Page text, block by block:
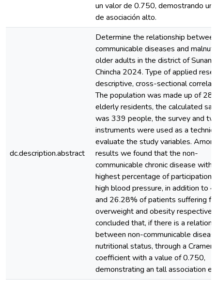
un valor de 0.750, demostrando un
de asociación alto.
dc.description.abstract
Determine the relationship
communicable diseases and
older adults in the district of
Chincha 2024. Type of applied
descriptive, cross-sectional
The population was made up of
elderly residents, the calculated
was 339 people, the survey and
instruments were used as a
evaluate the study variables.
results we found that the non-
communicable chronic disease with
highest percentage of participation
high blood pressure, in addition to
and 26.28% of patients suffering
overweight and obesity
concluded that, if there is a
between non-communicable
nutritional status, through a
coefficient with a value of 0.750,
demonstrating an tall association